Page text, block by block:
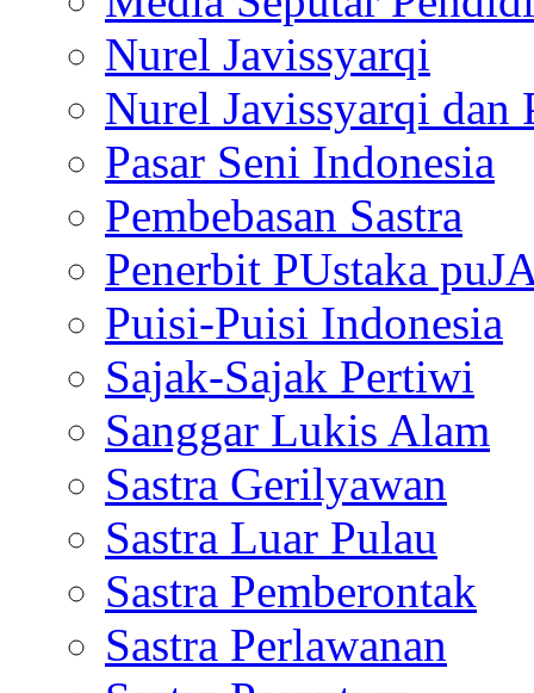
Nurel Javissyarqi
Nurel Javissyarqi dan
Pasar Seni Indonesia
Pembebasan Sastra
Penerbit PUstaka
Puisi-Puisi Indonesia
Sajak-Sajak Pertiwi
Sanggar Lukis Alam
Sastra Gerilyawan
Sastra Luar Pulau
Sastra Pemberontak
Sastra Perlawanan